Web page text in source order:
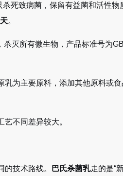
杀死致病菌，保留有益菌和活性
。
，杀灭所有微生物，产品标准号为
乳为主要原料，添加其他原料或
艺不同差异较大。
技术路线。 巴氏杀菌乳走的是“